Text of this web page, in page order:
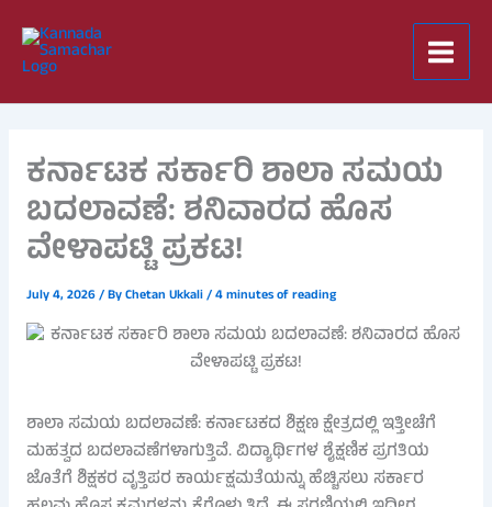
content
ಕರ್ನಾಟಕ ಸರ್ಕಾರಿ ಶಾಲಾ ಸಮಯ
ಬದಲಾವಣೆ: ಶನಿವಾರದ ಹೊಸ
ವೇಳಾಪಟ್ಟಿ ಪ್ರಕಟ!
July 4, 2026/ ByChetan Ukkali/4 minutes of reading
ಶಾಲಾ ಸಮಯ ಬದಲಾವಣೆ: ಕರ್ನಾಟಕದ ಶಿಕ್ಷಣ ಕ್ಷೇತ್ರದಲ್ಲಿ ಇತ್ತೀಚೆಗೆ
ಮಹತ್ವದ ಬದಲಾವಣೆಗಳಾಗುತ್ತಿವೆ. ವಿದ್ಯಾರ್ಥಿಗಳ ಶೈಕ್ಷಣಿಕ ಪ್ರಗತಿಯ
ಜೊತೆಗೆ ಶಿಕ್ಷಕರ ವೃತ್ತಿಪರ ಕಾರ್ಯಕ್ಷಮತೆಯನ್ನು ಹೆಚ್ಚಿಸಲು ಸರ್ಕಾರ